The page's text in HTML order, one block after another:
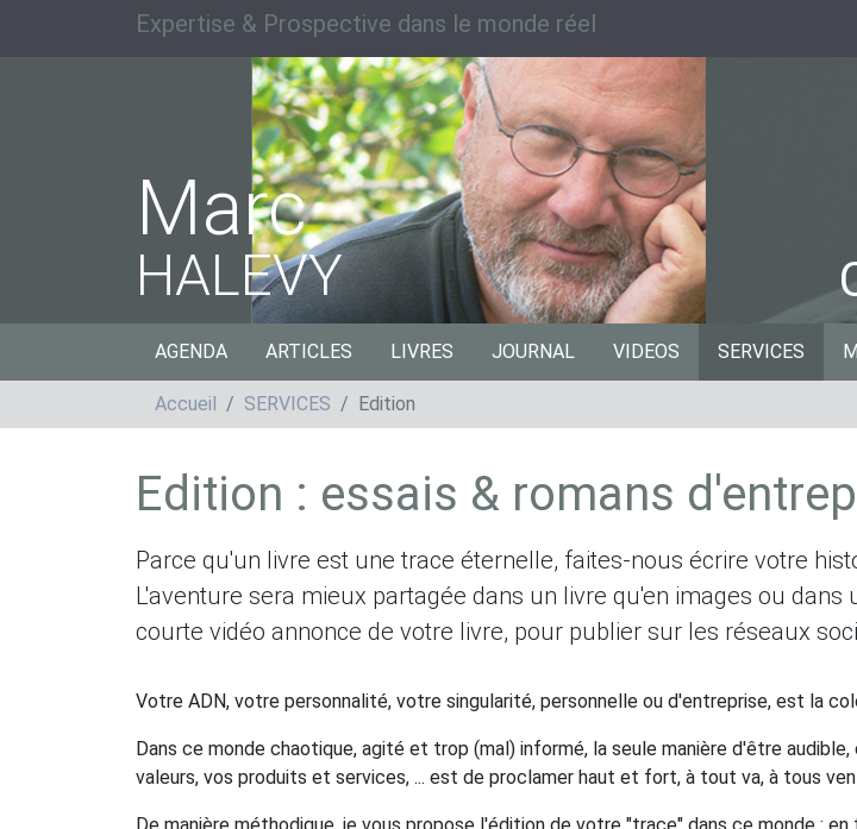
Expertise & Prospective dans le monde réel
Marc
HALEVY
AGENDA ARTICLES LIVRES JOURNAL VIDEOS SERVICES
Accueil
SERVICES Edition
Edition : essais & romans
Parce qu'un livre est une trace éternelle, faites-nous écrire votre
L'aventure sera mieux partagée dans un livre qu'en images ou
courte vidéo annonce de votre livre, pour publier sur les réseaux
Votre ADN, votre personnalité, votre singularité, personnelle ou d'entreprise, est la
Dans ce monde chaotique, agité et trop (mal) informé, la seule manière d'être
valeurs, vos produits et services, ... est de proclamer haut et fort, à tout va, à tous